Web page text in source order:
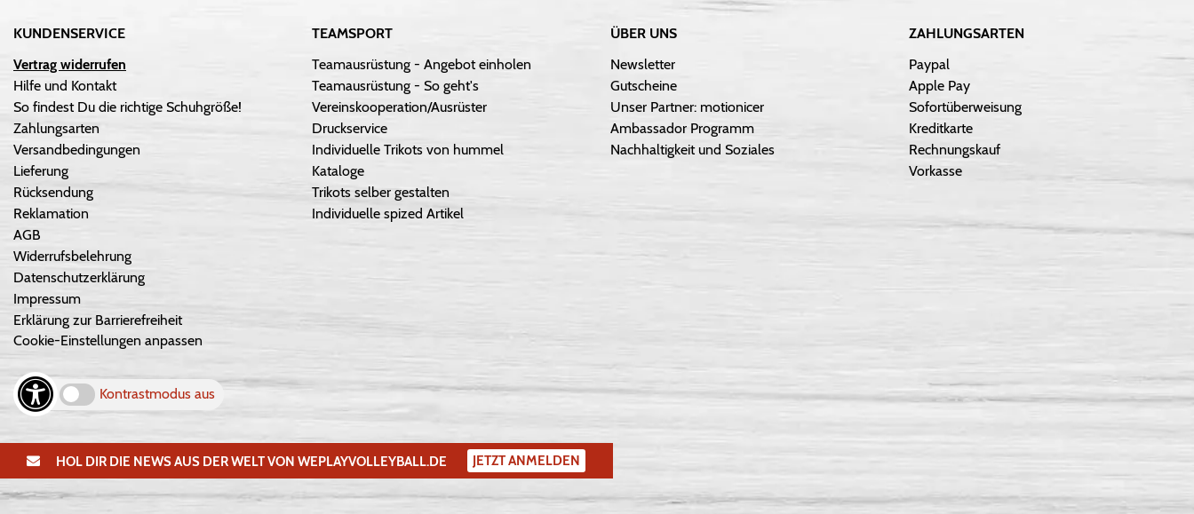
KUNDENSERVICE
Vertrag widerrufen
Hilfe und Kontakt
So findest Du die richtige Schuhgröße!
Zahlungsarten
Versandbedingungen
Lieferung
Rücksendung
Reklamation
AGB
Widerrufsbelehrung
Datenschutzerklärung
Impressum
Erklärung zur Barrierefreiheit
Cookie-Einstellungen anpassen
Kontrastmodus aus
TEAMSPORT
Teamausrüstung - Angebot einholen
Teamausrüstung - So geht's
Vereinskooperation/Ausrüster
Druckservice
Individuelle Trikots von hummel
Kataloge
Trikots selber gestalten
Individuelle spized Artikel
ÜBER UNS
Newsletter
Gutscheine
Unser Partner: motionicer
Ambassador Programm
Nachhaltigkeit und Soziales
ZAHLUNGSARTEN
Paypal
Apple Pay
Sofortüberweisung
Kreditkarte
Rechnungskauf
Vorkasse
HOL DIR DIE NEWS AUS DER WELT VON WEPLAYVOLLEYBALL.DE JETZT ANMELDEN